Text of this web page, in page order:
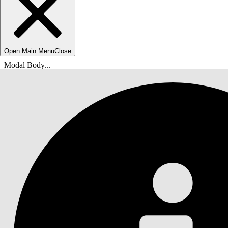
Open Main MenuClose
Modal Body...
Proteger su organización de Salesforce